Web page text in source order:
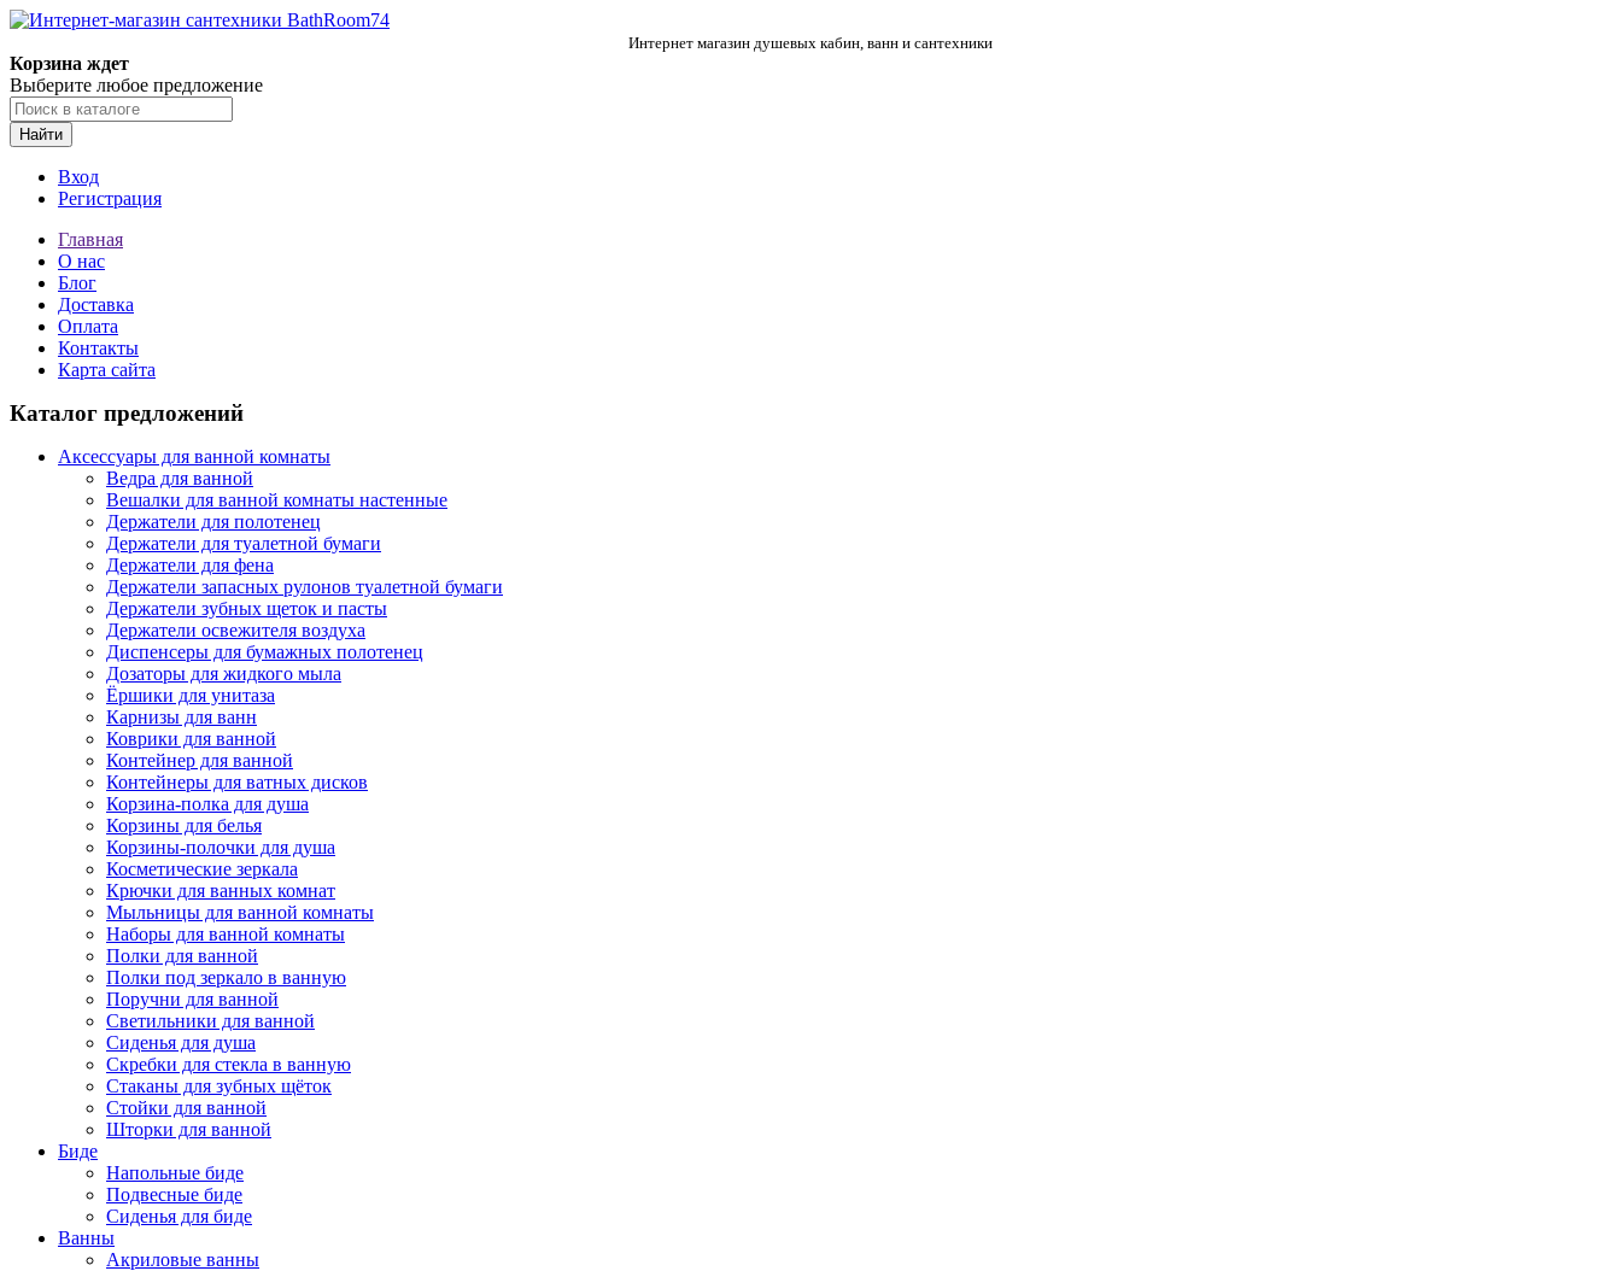
Интернет магазин душевых кабин, ванн и сантехники
Корзина ждет
Выберите любое предложение
Найти
Вход
Регистрация
Главная
О нас
Блог
Доставка
Оплата
Контакты
Карта сайта
Каталог предложений
Аксессуары для ванной комнаты
Ведра для ванной
Вешалки для ванной комнаты настенные
Держатели для полотенец
Держатели для туалетной бумаги
Держатели для фена
Держатели запасных рулонов туалетной бумаги
Держатели зубных щеток и пасты
Держатели освежителя воздуха
Диспенсеры для бумажных полотенец
Дозаторы для жидкого мыла
Ёршики для унитаза
Карнизы для ванн
Коврики для ванной
Контейнер для ванной
Контейнеры для ватных дисков
Корзина-полка для душа
Корзины для белья
Корзины-полочки для душа
Косметические зеркала
Крючки для ванных комнат
Мыльницы для ванной комнаты
Наборы для ванной комнаты
Полки для ванной
Полки под зеркало в ванную
Поручни для ванной
Светильники для ванной
Сиденья для душа
Скребки для стекла в ванную
Стаканы для зубных щёток
Стойки для ванной
Шторки для ванной
Биде
Напольные биде
Подвесные биде
Сиденья для биде
Ванны
Акриловые ванны